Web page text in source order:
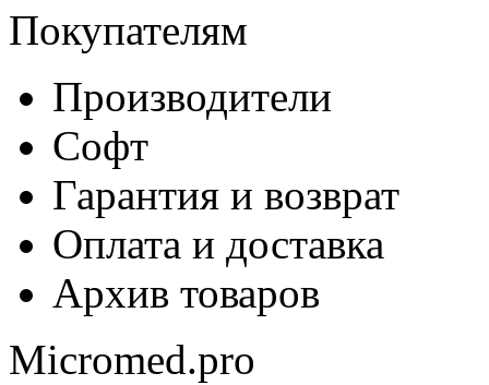
Покупателям
Производители
Софт
Гарантия и возврат
Оплата и доставка
Архив товаров
Micromed.pro